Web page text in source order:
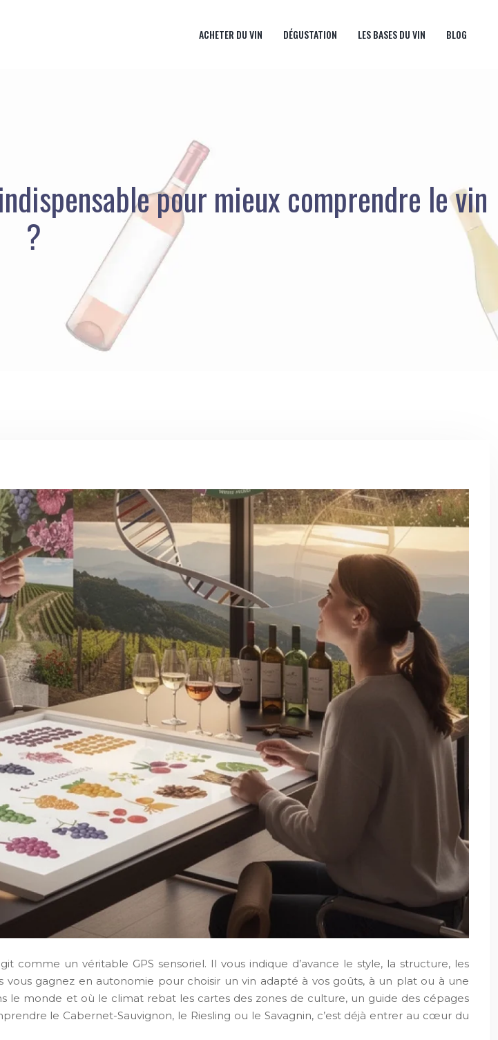
ACHETER DU VIN DÉGUSTATION LES BASES DU VIN BLOG
pour mieux comprendre le vin
?
comme un véritable GPS sensoriel. Il vous indique d’avance le style, la structure, les
vous gagnez en autonomie pour choisir un vin adapté à vos goûts, à un plat ou à une
le monde et où le climat rebat les cartes des zones de culture, un guide des cépages
le Cabernet-Sauvignon, le Riesling ou le Savagnin, c’est déjà entrer au cœur du